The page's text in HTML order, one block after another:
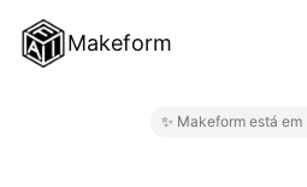
Makeform
✨ Makeform está em